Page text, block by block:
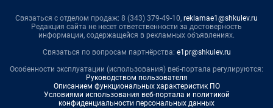
Связаться с отделом продаж: 8 (343) 379-49-10, reklamae1@shkulev.ru
Редакция сайта не несет ответственности за достоверность
информации, содержащейся в рекламных объявлениях.
Связаться по вопросам партнёрства: e1pr@shkulev.ru
Особенности эксплуатации (использования) веб-портала регулируются:
Руководством пользователя
Описанием функциональных характеристик ПО
Условиями использования веб-портала и политикой
конфиденциальности персональных данных